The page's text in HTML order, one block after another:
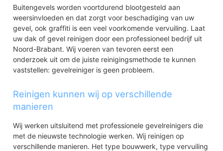
Buitengevels worden voortdurend blootgesteld aan
weersinvloeden en dat zorgt voor beschadiging van uw
gevel, ook graffiti is een veel voorkomende vervuiling. Laat
uw dak of gevel reinigen door een professioneel bedrijf uit
Noord-Brabant. Wij voeren van tevoren eerst een
onderzoek uit om de juiste reinigingsmethode te kunnen
vaststellen: gevelreiniger is geen probleem.
Reinigen kunnen wij op verschillende
manieren
Wij werken uitsluitend met professionele gevelreinigers die
met de nieuwste technologie werken. Wij reinigen op
verschillende manieren. Het type bouwwerk, type vervuiling